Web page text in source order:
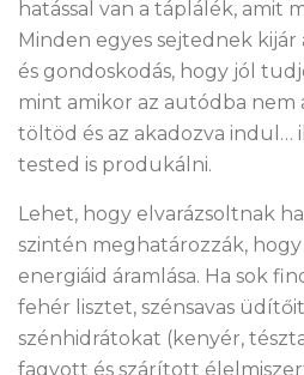
hatással van a táplálék, amit
Minden egyes sejtednek
és gondoskodás, hogy jól
mint amikor az autódba
töltöd és az akadozva
tested is produkálni.
Lehet, hogy elvarázsoltnak
szintén meghatározzák,
energiáid áramlása. Ha sok
fehér lisztet, szénsavas
szénhidrátokat (kenyér,
fagyott és szárított